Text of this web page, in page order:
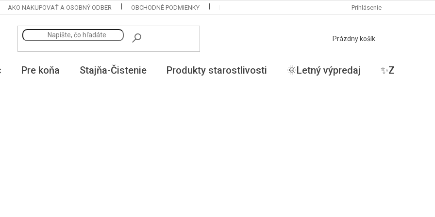
AKO NAKUPOVAŤ A OSOBNÝ ODBER OBCHODNÉ PODMIENKY PODMIENKY OCHRANY OSOBNÝCH ÚDAJOV MOJA OBJEDNÁVKA
Prihlásenie
NÁKUPNÝ
Prázdny košík
Pre koňa Stajňa-Čistenie Produkty starostlivosti 🌞Letný výpredaj ✨ZĽAVY✨